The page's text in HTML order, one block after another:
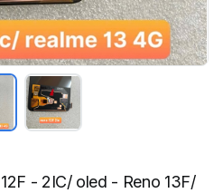
- 2IC/ oled - Reno 13F/